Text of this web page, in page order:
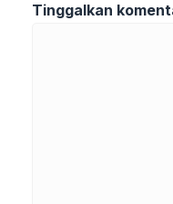
Tinggalkan